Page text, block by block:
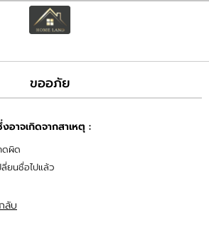
TH
สมัครสมาชิก
ขออภัย
าจเกิดจากสาเหตุ :
ดผิด
ลี่ยนชื่อไปแล้ว
ลับ